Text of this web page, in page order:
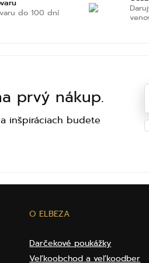
do 100 dní
prvý nákup.
inšpiráciach budete
O ELBEZA
Darčekové poukážky
Veľkoobchod a veľkoodber